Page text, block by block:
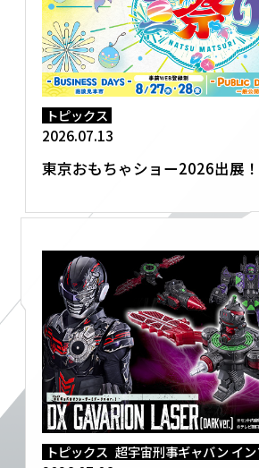
トピックス
2026.07.13
東京おもちゃショー2026出展！
トピックス 超宇宙刑事ギャバン イン